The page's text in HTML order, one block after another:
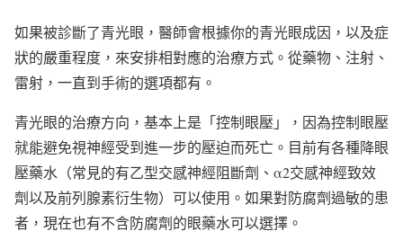
如果被診斷了青光眼，醫師會根據你的青光眼成因，以及症
狀的嚴重程度，來安排相對應的治療方式。從藥物、注射、
雷射，一直到手術的選項都有。
青光眼的治療方向，基本上是「控制眼壓」，因為控制眼壓
就能避免視神經受到進一步的壓迫而死亡。目前有各種降眼
壓藥水（常見的有乙型交感神經阻斷劑、α2交感神經致效
劑以及前列腺素衍生物）可以使用。如果對防腐劑過敏的患
者，現在也有不含防腐劑的眼藥水可以選擇。